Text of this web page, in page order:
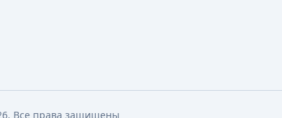
Все права защищены